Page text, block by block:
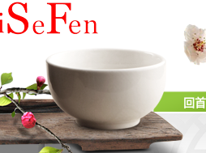
回